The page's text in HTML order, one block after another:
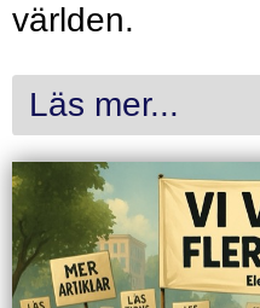
världen.
Läs mer...